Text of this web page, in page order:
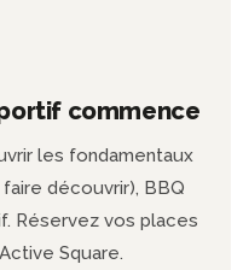
commence
les fondamentaux
découvrir), BBQ
Réservez vos places
Square.